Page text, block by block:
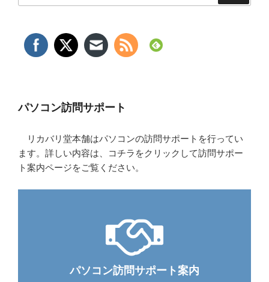
パソコン訪問サポート
リカバリ堂本舗はパソコンの訪問サポートを行ってい
ます。詳しい内容は、コチラをクリックして訪問サポー
ト案内ページをご覧ください。
パソコン訪問サポート案内